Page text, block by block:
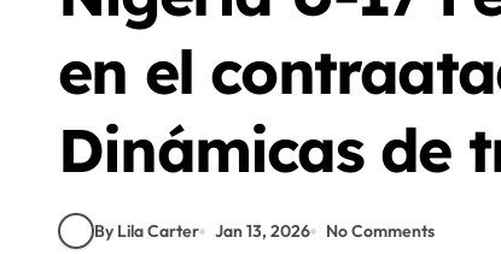
en el
Dinámicas de
By Lila Carter Jan 13, 2026 No Comments